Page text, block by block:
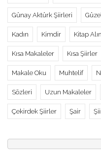
Günay Aktürk Şiirleri
Kadın Kimdir Kitap
Kısa Makaleler Kısa Şiirler
Makale Oku Muhtelif
Sözleri Uzun Makaleler
Çekirdek Şiirler Şair